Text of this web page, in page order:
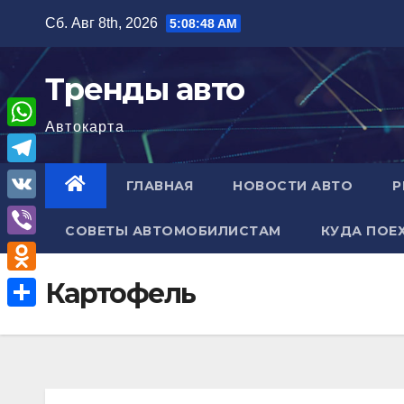
содержимому
Сб. Авг 8th, 2026 5:08:49 AM
Тренды авто
Автокарта
ГЛАВНАЯ НОВОСТИ АВТО
СОВЕТЫ АВТОМОБИЛИСТАМ КУДА
Картофель
W
h
a
A
T
e
l
e
g
V
K
V
i
b
e
O